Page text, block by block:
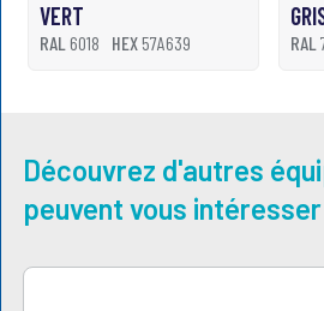
VERT
RAL 6018 HEX 57A639 RAL
Découvrez d'autres
peuvent vous intéresser